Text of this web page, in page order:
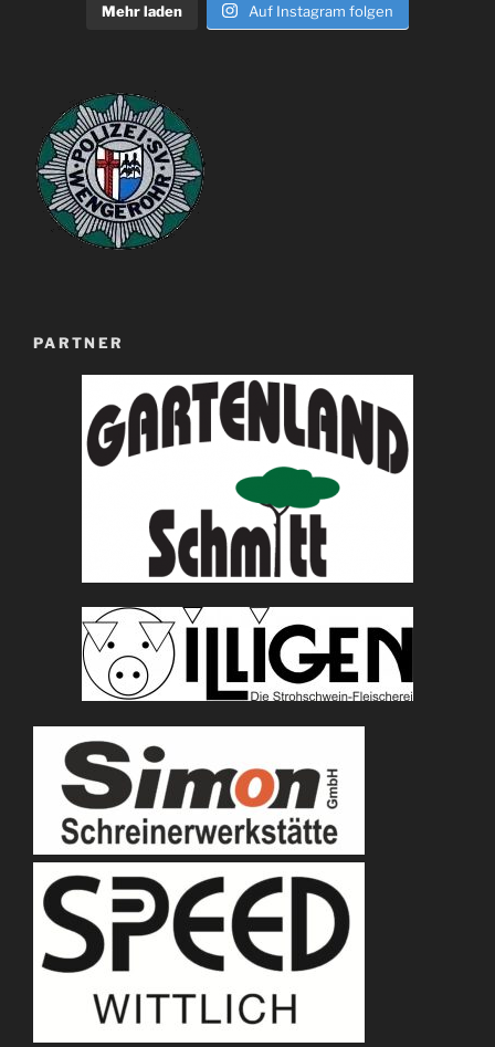
Mehr laden Auf Instagram folgen
PARTNER